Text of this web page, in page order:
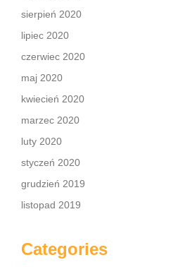
sierpień 2020
lipiec 2020
czerwiec 2020
maj 2020
kwiecień 2020
marzec 2020
luty 2020
styczeń 2020
grudzień 2019
listopad 2019
Categories